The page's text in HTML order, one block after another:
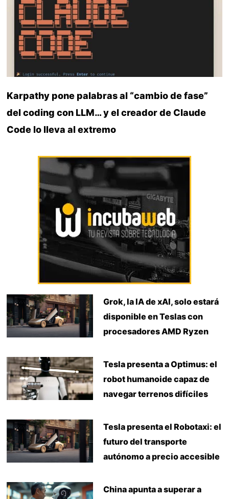
Karpathy pone palabras al “cambio de fase”
del coding con LLM… y el creador de Claude
Code lo lleva al extremo
Grok, la IA de xAI, solo estará
disponible en Teslas con
procesadores AMD Ryzen
Tesla presenta a Optimus: el
robot humanoide capaz de
navegar terrenos difíciles
Tesla presenta el Robotaxi: el
futuro del transporte
autónomo a precio accesible
China apunta a superar a